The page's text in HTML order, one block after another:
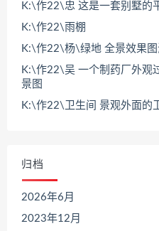
K:\作22\忠 这是一套别墅的
K:\作22\雨棚
K:\作22\杨\绿地 全景效果
K:\作22\吴 一个制药厂外观
景图
K:\作22\卫生间 景观外面的
归档
2026年6月
2023年12月